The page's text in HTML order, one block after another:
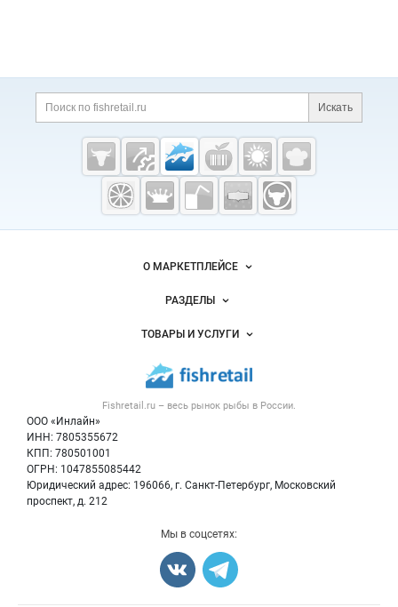
Дополнительная информация
Поиск по сайту и
Искать
Cсылки на полезные проекты
Fishretail.ru —
рыба,
морепродукты
Важные разделы и контакты
Fishretail.ru – весь рынок рыбы в России.
ООО «Инлайн»
ИНН: 7805355672
КПП: 780501001
ОГРН: 1047855085442
Юридический адрес: 196066, г. Санкт-Петербург, Московский
проспект, д. 212
Навигация по сайтуО МАРКЕТПЛЕЙСЕ
Новости Fishretail.ru
Размещение рекламы
Публичная оферта
Контактная информация
Политика обработки персональных данных
РАЗДЕЛЫ
Объявления
Новости рынка
Блог
ТОВАРЫ И УСЛУГИ
Рыба
Икра
Мы в соцсетях: